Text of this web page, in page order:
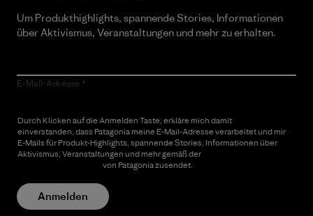
Um Produkthighlights, spannende Stories, Informationen
über Aktivismus, Veranstaltungen und mehr zu erhalten.
E-Mail-Adresse
Durch Klicken auf die Anmelden Taste, erkläre mich damit
einverstanden, dass Patagonia meine E-Mail-Adresse verarbeitet und mir
E-Mails für Produkt-Highlights, spannende Stories, Informationen über
Aktivismus, Veranstaltungen und mehr gemäß der
von Patagonia zusendet.
Anmelden